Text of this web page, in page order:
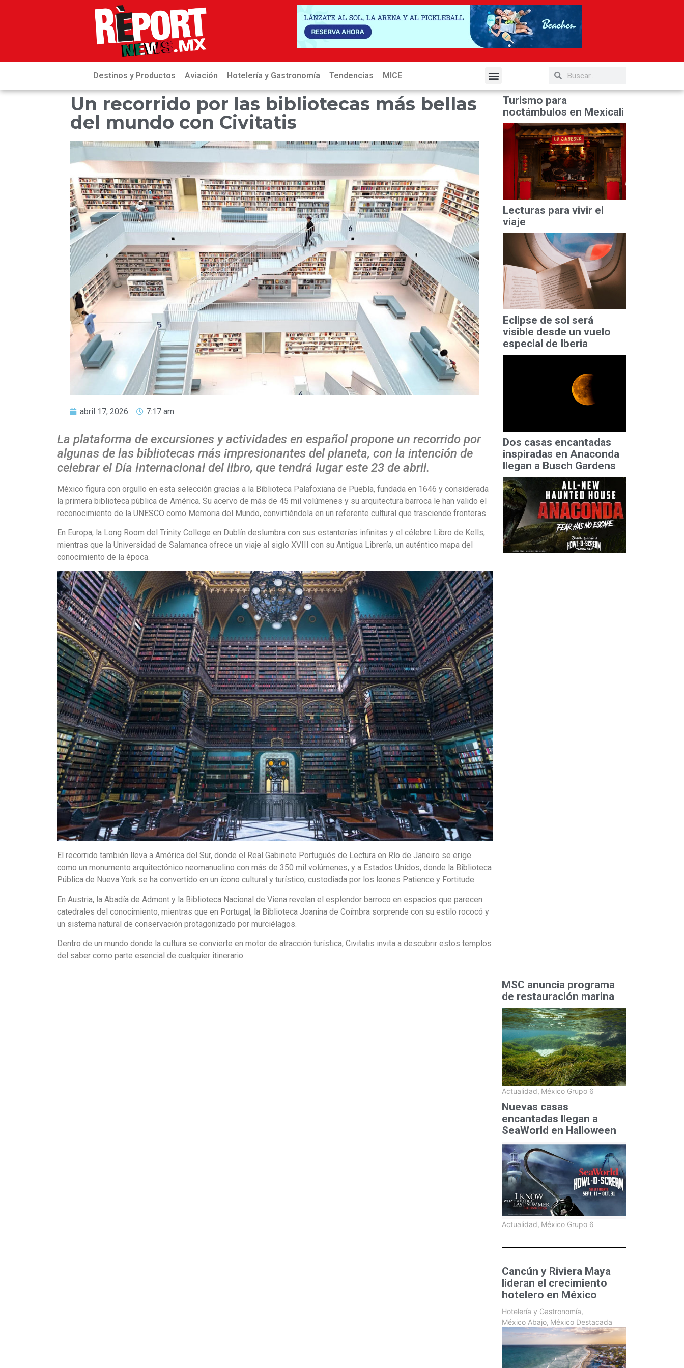
Destinos y Productos Aviación Hotelería y Gastronomía Tendencias MICE
Un recorrido por las bibliotecas más bellas
del mundo con Civitatis
abril 17, 2026 7:17 am
La plataforma de excursiones y actividades en español propone un recorrido por
algunas de las bibliotecas más impresionantes del planeta, con la intención de
celebrar el Día Internacional del libro, que tendrá lugar este 23 de abril.
México figura con orgullo en esta selección gracias a la Biblioteca Palafoxiana de Puebla, fundada en 1646 y considerada
la primera biblioteca pública de América. Su acervo de más de 45 mil volúmenes y su arquitectura barroca le han valido el
reconocimiento de la UNESCO como Memoria del Mundo, convirtiéndola en un referente cultural que trasciende fronteras.
En Europa, la Long Room del Trinity College en Dublín deslumbra con sus estanterías infinitas y el célebre Libro de Kells,
mientras que la Universidad de Salamanca ofrece un viaje al siglo XVIII con su Antigua Librería, un auténtico mapa del
conocimiento de la época.
El recorrido también lleva a América del Sur, donde el Real Gabinete Portugués de Lectura en Río de Janeiro se erige
como un monumento arquitectónico neomanuelino con más de 350 mil volúmenes, y a Estados Unidos, donde la Biblioteca
Pública de Nueva York se ha convertido en un ícono cultural y turístico, custodiada por los leones Patience y Fortitude.
En Austria, la Abadía de Admont y la Biblioteca Nacional de Viena revelan el esplendor barroco en espacios que parecen
catedrales del conocimiento, mientras que en Portugal, la Biblioteca Joanina de Coímbra sorprende con su estilo rococó y
un sistema natural de conservación protagonizado por murciélagos.
Dentro de un mundo donde la cultura se convierte en motor de atracción turística, Civitatis invita a descubrir estos templos
del saber como parte esencial de cualquier itinerario.
Turismo para
noctámbulos en Mexicali
Lecturas para vivir el
viaje
Eclipse de sol será
visible desde un vuelo
especial de Iberia
Dos casas encantadas
inspiradas en Anaconda
llegan a Busch Gardens
MSC anuncia programa
de restauración marina
Actualidad, México Grupo 6
Nuevas casas
encantadas llegan a
SeaWorld en Halloween
Actualidad, México Grupo 6
Cancún y Riviera Maya
lideran el crecimiento
hotelero en México
Hotelería y Gastronomía,
México Abajo, México Destacada